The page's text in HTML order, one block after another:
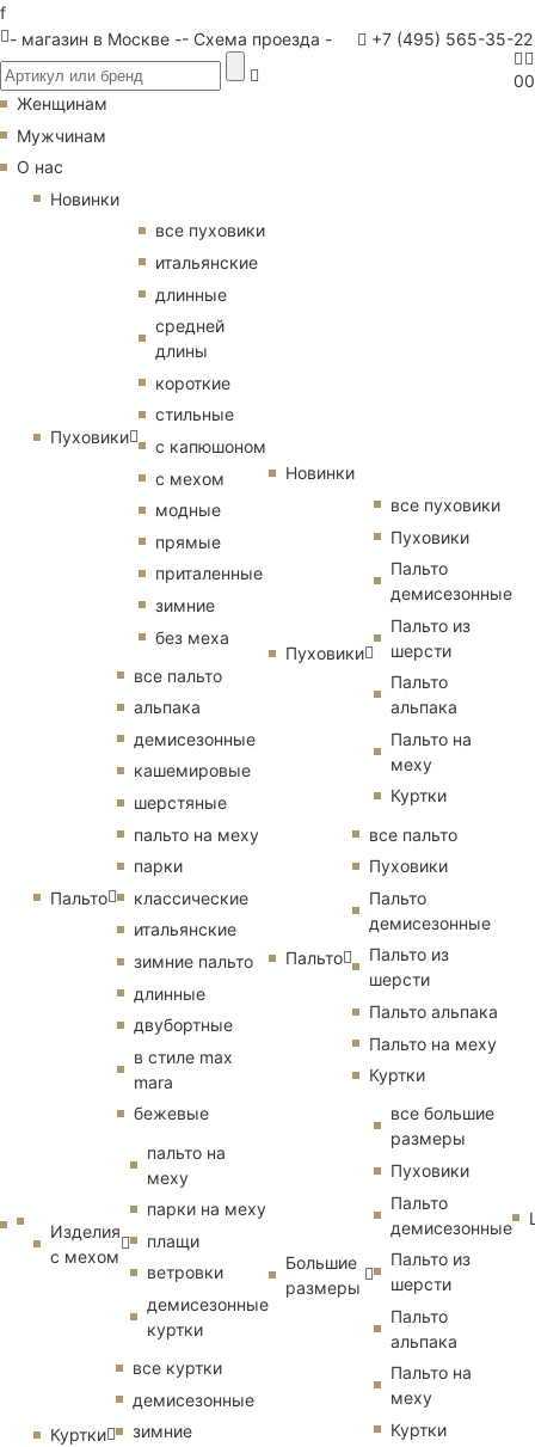
f
- магазин в Москве -- Схема проезда - +7 (495) 565-35-22
00
Женщинам
Мужчинам
О нас
Новинки
Пуховики
все пуховики
итальянские
длинные
средней
длины
короткие
стильные
с капюшоном
с мехом
модные
прямые
приталенные
зимние
без меха
Пальто
все пальто
альпака
демисезонные
кашемировые
шерстяные
пальто на меху
парки
классические
итальянские
зимние пальто
длинные
двубортные
в стиле max
mara
бежевые
Изделия
с мехом
пальто на
меху
парки на меху
плащи
ветровки
демисезонные
куртки
Куртки
все куртки
демисезонные
зимние
Новинки
Пуховики
все пуховики
Пуховики
Пальто
демисезонные
Пальто из
шерсти
Пальто
альпака
Пальто на
меху
Куртки
Пальто
все пальто
Пуховики
Пальто
демисезонные
Пальто из
шерсти
Пальто альпака
Пальто на меху
Куртки
Большие
размеры
все большие
размеры
Пуховики
Пальто
демисезонные
Пальто из
шерсти
Пальто
альпака
Пальто на
меху
Куртки